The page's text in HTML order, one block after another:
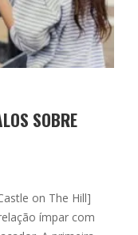
SOBRE
on The Hill]
ímpar com